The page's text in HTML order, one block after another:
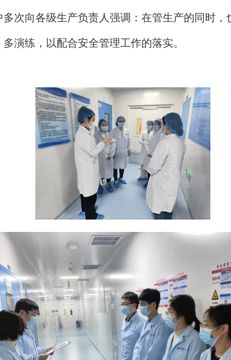
次向各级生产负责人强调：在管生产的同时
演练，以配合安全管理工作的落实。